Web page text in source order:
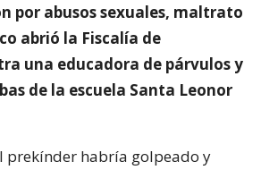
por abusos sexuales, maltrato
abrió la Fiscalía de
una educadora de párvulos y
de la escuela Santa Leonor
prekínder habría golpeado y